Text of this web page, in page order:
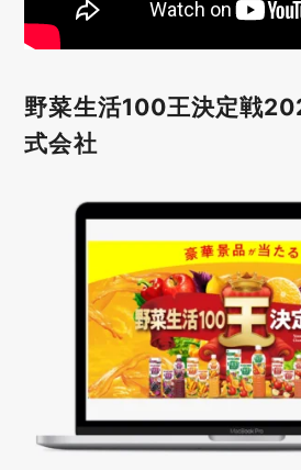
野菜生活100王決定戦
式会社